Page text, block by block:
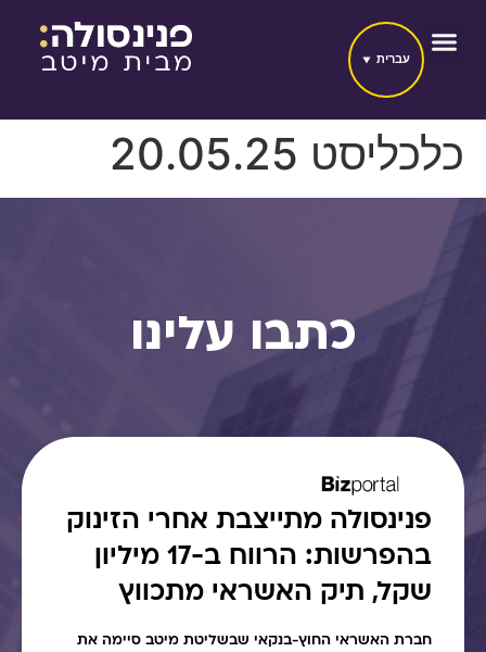
עברית
כלכליסט 20.05.25
כתבו עלינו
פנינסולה מתייצבת אחרי הזינוק
בהפרשות: הרווח ב-17 מיליון
שקל, תיק האשראי מתכווץ
חברת האשראי החוץ-בנקאי שבשליטת מיטב סיימה את